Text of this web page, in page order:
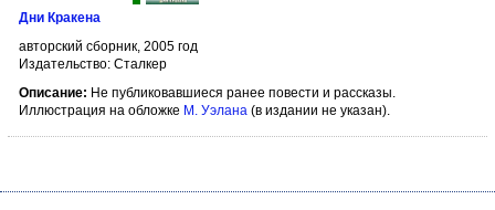
Дни Кракена
авторский сборник, 2005 год
Издательство: Сталкер
Описание: Не публиковавшиеся ранее повести и рассказы.
Иллюстрация на обложке М. Уэлана (в издании не указан).